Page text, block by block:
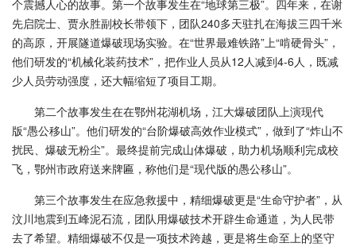
个震撼人心的故事。第一个故事发生在“地球第三极”。四年来，在谢
先启院士、贾永胜副校长带领下，团队240多天驻扎在海拔三四千米
的高原，开展隧道爆破现场实验。在“世界最难铁路”上“啃硬骨头”，
他们研发的“机械化装药技术”，把作业人员从12人减到4-6人，既减
少人员劳动强度，还大幅缩短了项目工期。
第二个故事发生在在鄂州花湖机场，江大爆破团队上演现代
版“愚公移山”。他们研发的“台阶爆破高效作业模式”，做到了“炸山不
扰民、爆破无粉尘”。最终提前完成山体爆破，助力机场顺利完成校
飞，鄂州市政府送来牌匾，称他们是“现代版的愚公移山”。
第三个故事发生在应急救援中，精细爆破更是“生命守护者”，从
汶川地震到五峰泥石流，团队用爆破技术开辟生命通道，为人民带
去了希望。精细爆破不仅是一项技术跨越，更是将生命至上的坚守